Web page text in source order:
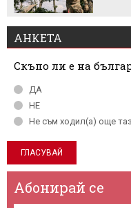
АНКЕТА
Скъпо ли е на
ДА
НЕ
Не съм ходил(а) още
Абонирай се